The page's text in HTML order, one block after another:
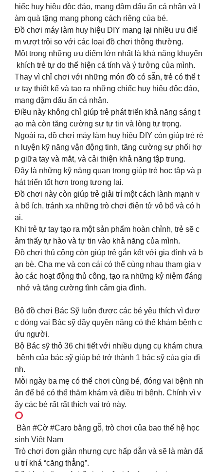
hiếc huy hiệu độc đáo, mang đậm dấu ấn cá nhân và l
àm quà tặng mang phong cách riêng của bé.
Đồ chơi máy làm huy hiệu DIY mang lại nhiều ưu điể
m vượt trội so với các loại đồ chơi thông thường.
Một trong những ưu điểm lớn nhất là khả năng khuyến
khích trẻ tự do thể hiện cá tính và ý tưởng của mình.
Thay vì chỉ chơi với những món đồ có sẵn, trẻ có thể t
ự tay thiết kế và tạo ra những chiếc huy hiệu độc đáo,
mang đậm dấu ấn cá nhân.
Điều này không chỉ giúp trẻ phát triển khả năng sáng t
ạo mà còn tăng cường sự tự tin và lòng tự trọng.
Ngoài ra, đồ chơi máy làm huy hiệu DIY còn giúp trẻ rè
n luyện kỹ năng vận động tinh, tăng cường sự phối hợ
p giữa tay và mắt, và cải thiện khả năng tập trung.
Đây là những kỹ năng quan trọng giúp trẻ học tập và p
hát triển tốt hơn trong tương lai.
Đồ chơi này còn giúp trẻ giải trí một cách lành mạnh v
à bổ ích, tránh xa những trò chơi điện tử vô bổ và có h
ại.
Khi trẻ tự tay tạo ra một sản phẩm hoàn chỉnh, trẻ sẽ c
ảm thấy tự hào và tự tin vào khả năng của mình.
Đồ chơi thủ công còn giúp trẻ gắn kết với gia đình và b
ạn bè. Cha mẹ và con cái có thể cùng nhau tham gia v
ào các hoạt động thủ công, tạo ra những kỷ niệm đáng
nhớ và tăng cường tình cảm gia đình.
Bộ đồ chơi Bác Sỹ luôn được các bé yêu thích vì đượ
c đóng vai Bác sỹ đầy quyền năng có thể khám bệnh c
ứu người.
Bộ Bác sỹ thỏ 36 chi tiết với nhiều dụng cụ khám chưa
bệnh của bác sỹ giúp bé trở thành 1 bác sỹ của gia đì
nh.
Mỗi ngày ba mẹ có thể chơi cùng bé, đóng vai bệnh nh
ân để bé có thể thăm khám và điều trị bệnh. Chính vì v
ậy các bé rất rất thích vai trò này.
Bàn #Cờ #Caro bằng gỗ, trò chơi của bao thế hệ học
sinh Việt Nam
Trò chơi đơn giản nhưng cực hấp dẫn và sẽ là màn đấ
u trí khá “căng thẳng”.